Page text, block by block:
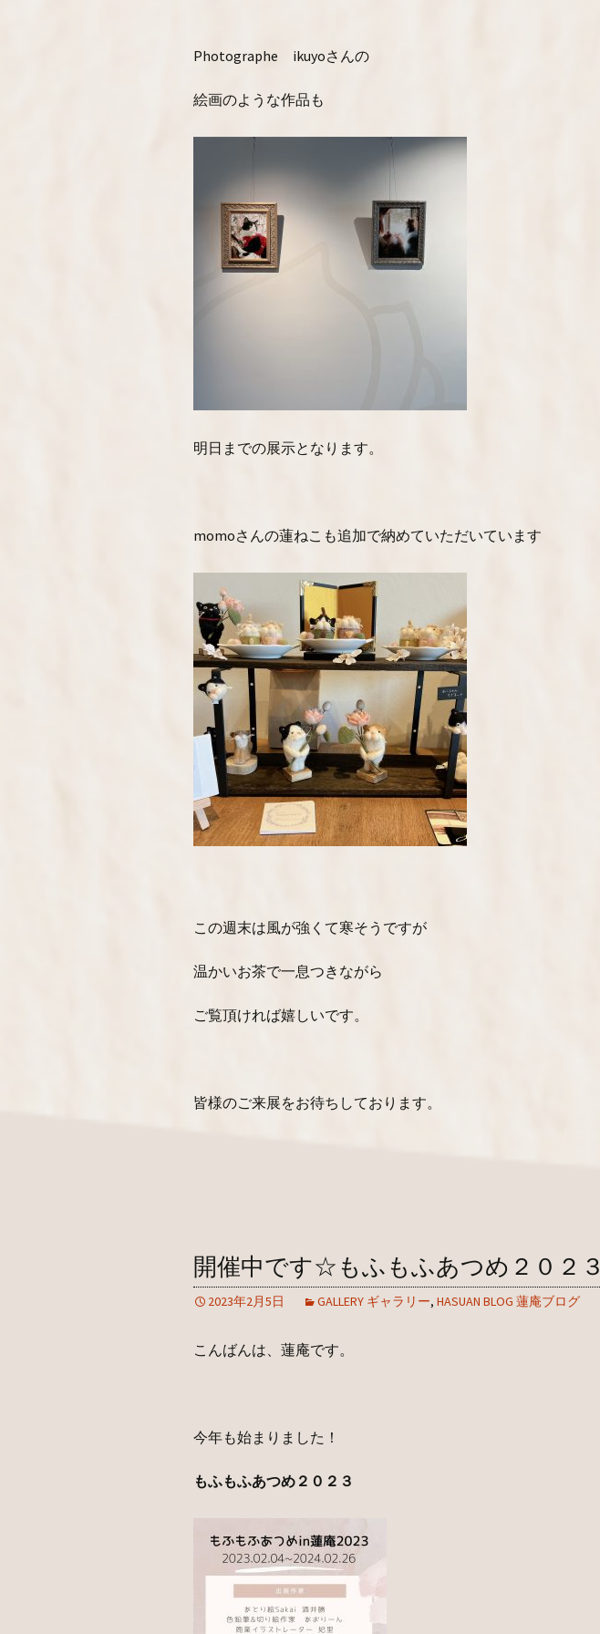
Photographe ikuyoさんの
絵画のような作品も
明日までの展示となります。
momoさんの蓮ねこも追加で納めていただいています
この週末は風が強くて寒そうですが
温かいお茶で一息つきながら
ご覧頂ければ嬉しいです。
皆様のご来展をお待ちしております。
開催中です☆もふもふあつめ２０２３
2023年2月5日 GALLERY ギャラリー, HASUAN BLOG 蓮庵ブログ
こんばんは、蓮庵です。
今年も始まりました！
もふもふあつめ２０２３